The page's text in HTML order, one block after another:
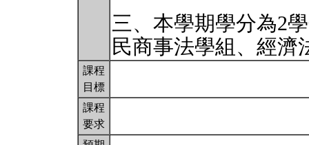
三、本學期學分為2
民商事法學組、經
課程
目標
課程
要求